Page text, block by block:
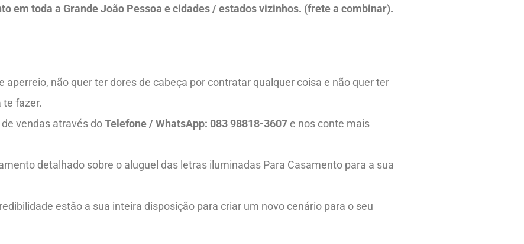
em toda a Grande João Pessoa e cidades / estados vizinhos. (frete a combinar).
não quer ter dores de cabeça por contratar qualquer coisa e não quer ter
te fazer.
vendas através doTelefone / WhatsApp: 083 98818-3607 e nos conte mais
detalhado sobre o aluguel das letras iluminadas Para Casamento para a sua
estão a sua inteira disposição para criar um novo cenário para o seu